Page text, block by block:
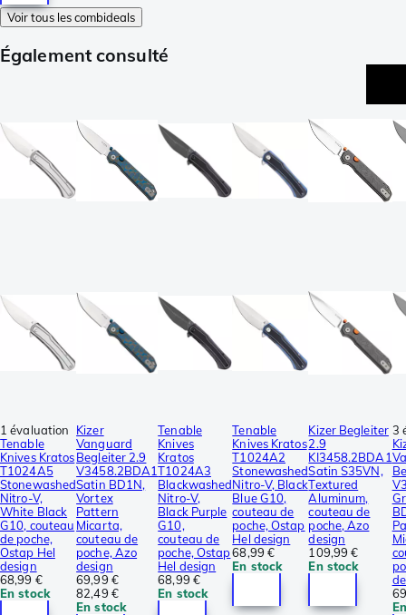
Voir tous les combideals
Également consulté
1 évaluation
Tenable
Knives Kratos
T1024A5
Stonewashed
Nitro-V,
White Black
G10, couteau
de poche,
Ostap Hel
design
68,99 €
En stock
Kizer
Vanguard
Begleiter 2.9
V3458.2BDA1
Satin BD1N,
Vortex
Pattern
Micarta,
couteau de
poche, Azo
design
69,99 €
82,49 €
En stock
Tenable
Knives
Kratos
T1024A3
Blackwashed
Nitro-V,
Black Purple
G10,
couteau de
poche, Ostap
Hel design
68,99 €
En stock
Tenable
Knives Kratos
T1024A2
Stonewashed
Nitro-V, Black
Blue G10,
couteau de
poche, Ostap
Hel design
68,99 €
En stock
Kizer Begleiter
2.9
KI3458.2BDA1
Satin S35VN,
Textured
Aluminum,
couteau de
poche, Azo
design
109,99 €
En stock
3